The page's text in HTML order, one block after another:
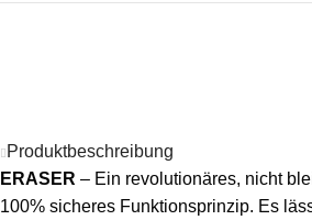
Produktbeschreibung
ERASER – Ein revolutionäres, nicht
100% sicheres Funktionsprinzip. Es